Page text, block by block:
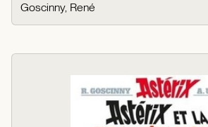
Goscinny, René